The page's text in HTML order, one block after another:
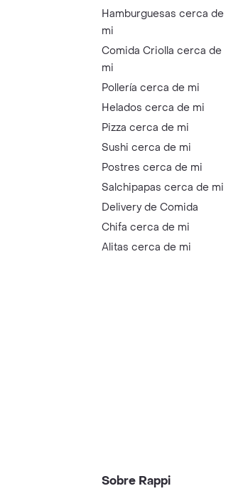
Hamburguesas cerca de
mi
Comida Criolla cerca de
mi
Pollería cerca de mi
Helados cerca de mi
Pizza cerca de mi
Sushi cerca de mi
Postres cerca de mi
Salchipapas cerca de mi
Delivery de Comida
Chifa cerca de mi
Alitas cerca de mi
Sobre Rappi